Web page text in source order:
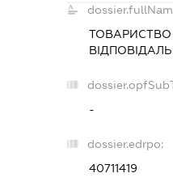
-
dossier.edrpo:
40711419